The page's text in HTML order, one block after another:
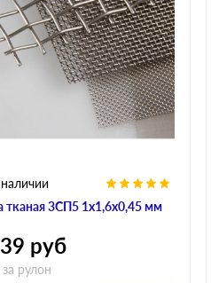
тканая 3СП5 1х1,6х0,45 мм
руб
рулон